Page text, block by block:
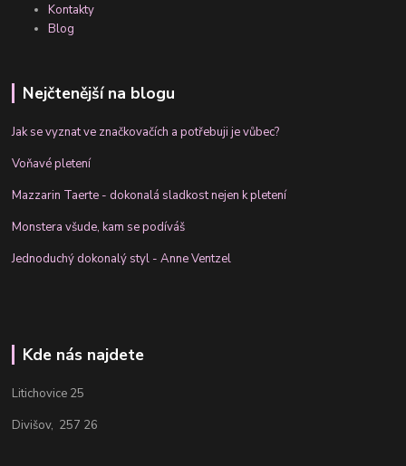
Kontakty
Blog
Nejčtenější na blogu
Jak se vyznat ve značkovačích a potřebuji je vůbec?
Voňavé pletení
Mazzarin Taerte - dokonalá sladkost nejen k pletení
Monstera všude, kam se podíváš
Jednoduchý dokonalý styl - Anne Ventzel
Kde nás najdete
Litichovice 25
Divišov, 257 26